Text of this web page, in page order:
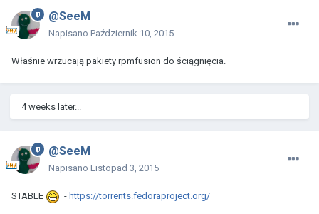
@SeeM
Napisano Październik 10, 2015
Właśnie wrzucają pakiety rpmfusion do ściągnięcia.
4 weeks later...
@SeeM
Napisano Listopad 3, 2015
STABLE - https://torrents.fedoraproject.org/